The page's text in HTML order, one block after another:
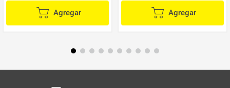
Agregar Agregar